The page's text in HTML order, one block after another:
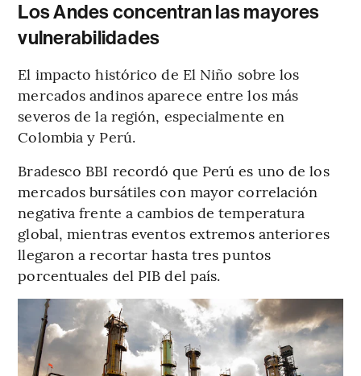
Los Andes concentran las mayores
vulnerabilidades
El impacto histórico de El Niño sobre los
mercados andinos aparece entre los más
severos de la región, especialmente en
Colombia y Perú.
Bradesco BBI recordó que Perú es uno de los
mercados bursátiles con mayor correlación
negativa frente a cambios de temperatura
global, mientras eventos extremos anteriores
llegaron a recortar hasta tres puntos
porcentuales del PIB del país.